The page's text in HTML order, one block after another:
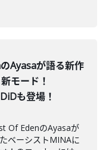
Ayasaが語る新作
モード！
も登場！
Of EdenのAyasaが
ベーシストMINAに